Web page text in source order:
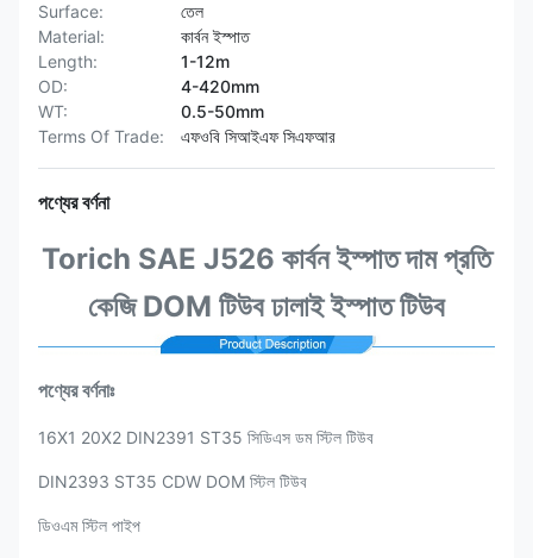
Surface:
তেল
Material:
কার্বন ইস্পাত
Length:
1-12m
OD:
4-420mm
WT:
0.5-50mm
Terms Of Trade:
এফওবি সিআইএফ সিএফআর
পণ্যের বর্ণনা
Torich SAE J526 কার্বন ইস্পাত দাম প্রতি
কেজি DOM টিউব ঢালাই ইস্পাত টিউব
পণ্যের বর্ণনাঃ
16X1 20X2 DIN2391 ST35 সিডিএস ডম স্টিল টিউব
DIN2393 ST35 CDW DOM স্টিল টিউব
ডিওএম স্টিল পাইপ